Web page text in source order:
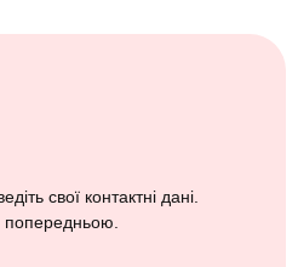
свої контактні дані.